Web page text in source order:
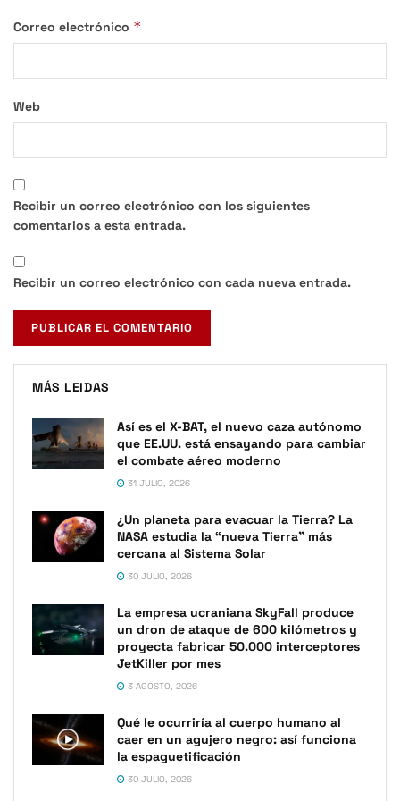
Correo electrónico *
Web
Recibir un correo electrónico con los siguientes
comentarios a esta entrada.
Recibir un correo electrónico con cada nueva entrada.
MÁS LEIDAS
Así es el X-BAT, el nuevo caza autónomo
que EE.UU. está ensayando para cambiar
el combate aéreo moderno
31 JULIO, 2026
¿Un planeta para evacuar la Tierra? La
NASA estudia la “nueva Tierra” más
cercana al Sistema Solar
30 JULIO, 2026
La empresa ucraniana SkyFall produce
un dron de ataque de 600 kilómetros y
proyecta fabricar 50.000 interceptores
JetKiller por mes
3 AGOSTO, 2026
Qué le ocurriría al cuerpo humano al
caer en un agujero negro: así funciona
la espaguetificación
30 JULIO, 2026